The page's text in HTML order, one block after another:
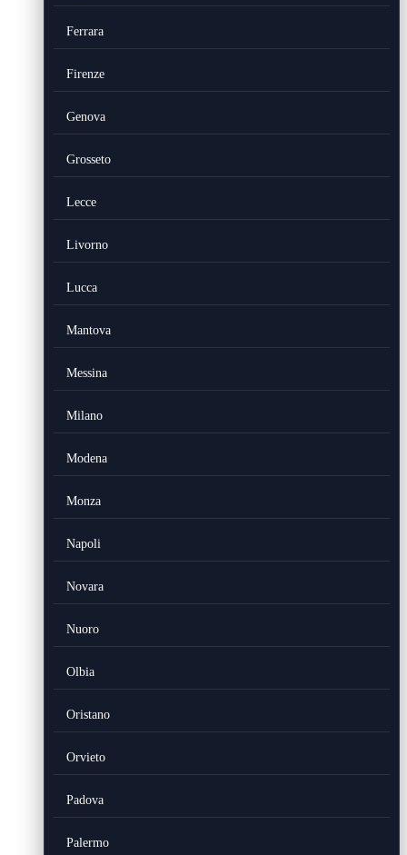
Ferrara
Firenze
Genova
Grosseto
Lecce
Livorno
Lucca
Mantova
Messina
Milano
Modena
Monza
Napoli
Novara
Nuoro
Olbia
Oristano
Orvieto
Padova
Palermo